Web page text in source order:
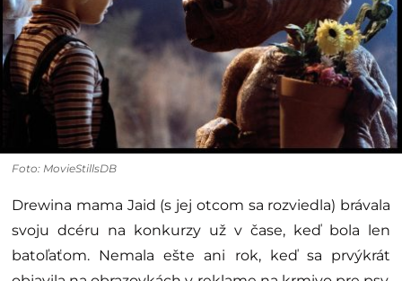
Foto: MovieStillsDB
Drewina mama Jaid (s jej otcom sa rozviedla) brávala
svoju dcéru na konkurzy už v čase, keď bola len
batoľaťom. Nemala ešte ani rok, keď sa prvýkrát